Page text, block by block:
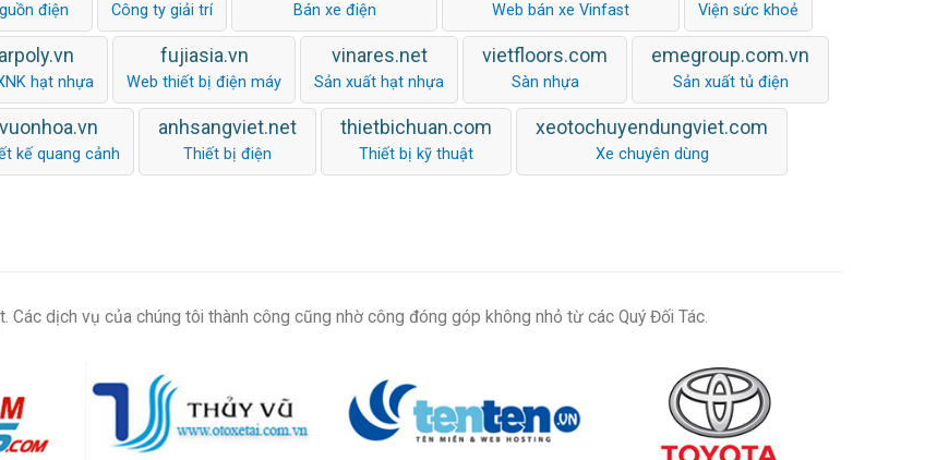
điện Công ty giải trí Bán xe điện Web bán xe Vinfast Viện sức khoẻ
hạt nhựa
fujiasia.vn
Web thiết bị điện máy
vinares.net
Sản xuất hạt nhựa
vietfloors.com
Sàn nhựa
emegroup.com.vn
Sản xuất tủ điện
vuonhoa.vn
kế quang cảnh
anhsangviet.net
Thiết bị điện
thietbichuan.com
Thiết bị kỹ thuật
xeotochuyendungviet.com
Xe chuyên dùng
Các dịch vụ của chúng tôi thành công cũng nhờ công đóng góp không nhỏ từ các Quý Đối Tác.